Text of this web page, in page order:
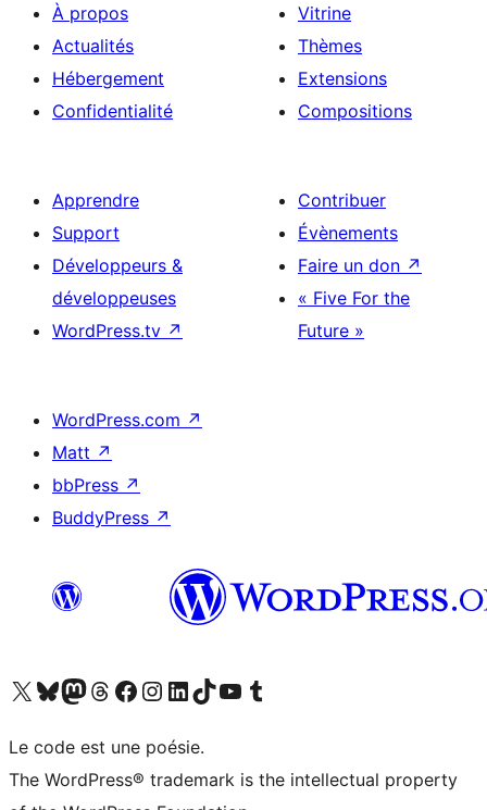
À propos
Actualités
Hébergement
Confidentialité
Vitrine
Thèmes
Extensions
Compositions
Apprendre
Support
Développeurs &
développeuses
WordPress.tv ↗
Contribuer
Évènements
Faire un don ↗
« Five For the
Future »
WordPress.com ↗
Matt ↗
bbPress ↗
BuddyPress ↗
Visitez notre compte X (précédemment Twitter)
Visiter notre compte Bluesky
Visiter notre compte Mastodon
Visiter notre compte Threads
Consulter notre compte Facebook
Consulter notre compte Instagram
Consulter notre compte LinkedIn
Visiter notre compte TokTok
Visiter notre chaîne YouTube
Visiter notre compte Tumblr
Le code est une poésie.
The WordPress® trademark is the intellectual property